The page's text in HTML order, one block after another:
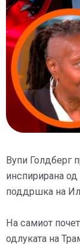
Вупи Голдберг
инспирирана од
поддршка на
На самиот
одлуката на